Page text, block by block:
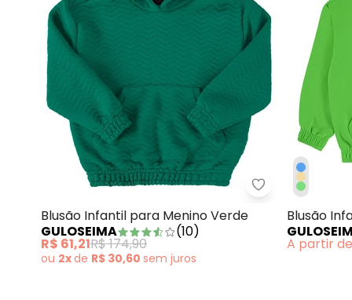
Guloseima -
Blusão Infantil para Menino Verde
GULOSEIMA
(10)
R$ 61,21R$ 174,90
ou 2xde R$ 30,60 sem juros
Blusão
Verde
A partir de